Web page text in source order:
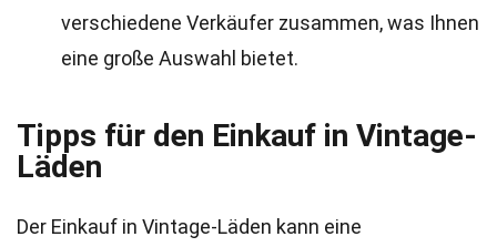
verschiedene Verkäufer zusammen, was Ihnen
eine große Auswahl bietet.
Tipps für den Einkauf in Vintage-
Läden
Der Einkauf in Vintage-Läden kann eine